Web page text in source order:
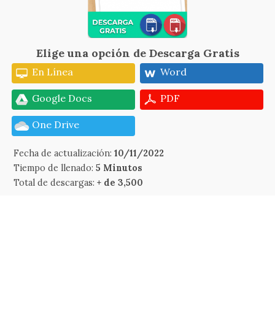
Elige una opción de Descarga Gratis
En Línea Word
Google Docs PDF
One Drive
Fecha de actualización:10/11/2022
Tiempo de llenado:5 Minutos
Total de descargas:+ de 3,500